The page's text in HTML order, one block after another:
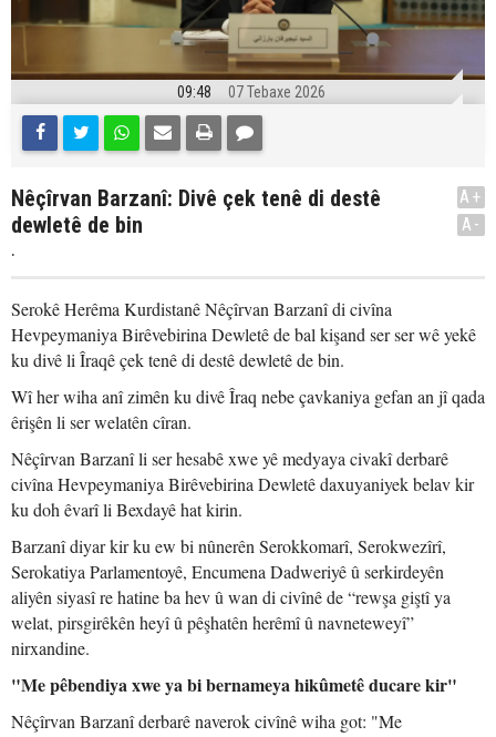
09:48 07 Tebaxe 2026
Nêçîrvan Barzanî: Divê çek tenê di destê
dewletê de bin
.
A+
A-
Serokê Herêma Kurdistanê Nêçîrvan Barzanî di civîna
Hevpeymaniya Birêvebirina Dewletê de bal kişand ser ser wê yekê
ku divê li Îraqê çek tenê di destê dewletê de bin.
Wî her wiha anî zimên ku divê Îraq nebe çavkaniya gefan an jî qada
êrişên li ser welatên cîran.
Nêçîrvan Barzanî li ser hesabê xwe yê medyaya civakî derbarê
civîna Hevpeymaniya Birêvebirina Dewletê daxuyaniyek belav kir
ku doh êvarî li Bexdayê hat kirin.
Barzanî diyar kir ku ew bi nûnerên Serokkomarî, Serokwezîrî,
Serokatiya Parlamentoyê, Encumena Dadweriyê û serkirdeyên
aliyên siyasî re hatine ba hev û wan di civînê de “rewşa giştî ya
welat, pirsgirêkên heyî û pêşhatên herêmî û navneteweyî”
nirxandine.
"Me pêbendiya xwe ya bi bernameya hikûmetê ducare kir"
Nêçîrvan Barzanî derbarê naverok civînê wiha got: "Me